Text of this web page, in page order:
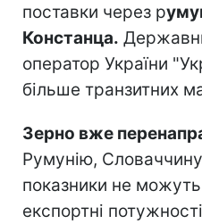
поставки через р
Констанца.
оператор України
більше транзитних
Зерно вже
Румунію,
показники не
експортні